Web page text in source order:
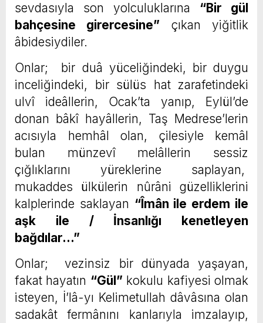
sevdasıyla son yolculuklarına “Bir gül
bahçesine girercesine” çıkan yiğitlik
âbidesiydiler.
Onlar; bir duâ yüceliğindeki, bir duygu
inceliğindeki, bir sülüs hat zarafetindeki
ulvî ideâllerin, Ocak’ta yanıp, Eylül’de
donan bâkî hayâllerin, Taş Medrese’lerin
acısıyla hemhâl olan, çilesiyle kemâl
bulan münzevî melâllerin sessiz
çığlıklarını yüreklerine saplayan,
mukaddes ülkülerin nûrâni güzelliklerini
kalplerinde saklayan “Îmân ile erdem ile
aşk ile / İnsanlığı kenetleyen
bağdılar…”
Onlar; vezinsiz bir dünyada yaşayan,
fakat hayatın “Gül” kokulu kafiyesi olmak
isteyen, İ’lâ-yı Kelimetullah dâvâsına olan
sadakât fermânını kanlarıyla imzalayıp,